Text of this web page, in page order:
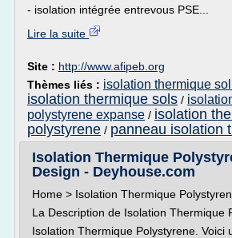
- isolation intégrée entrevous PSE...
Lire la suite
Site : http://www.afipeb.org
Thèmes liés : isolation thermique
isolation thermique sols /
polystyrene expanse / isolation
polystyrene / panneau isolation
Isolation Thermique
Design - Deyhouse.com
Home > Isolation Thermique
La Description de Isolation Thermique
Isolation Thermique Polystyrene. Voici